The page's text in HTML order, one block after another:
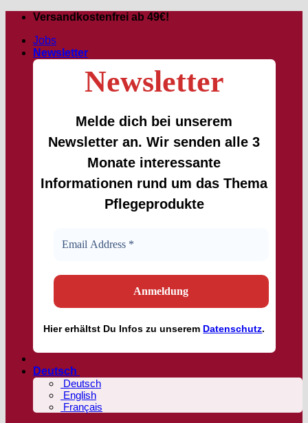
Zum
springen
Versandkostenfrei ab 49€!
Jobs
Newsletter
Newsletter
Melde dich bei unserem
Newsletter an. Wir senden alle 3
Monate interessante
Informationen rund um das Thema
Pflegeprodukte
Hiererhältst Du Infos zu unserem Datenschutz.
Deutsch
Deutsch
English
Français